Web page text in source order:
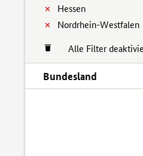
Hessen
Nordrhein-Westfalen
Alle Filter
Bundesland